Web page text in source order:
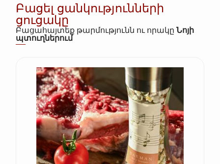
Բացել ցանկությունների
ցուցակը
Բացահայտեք թարմությունն ու որակըՆոյի
պտուղներում